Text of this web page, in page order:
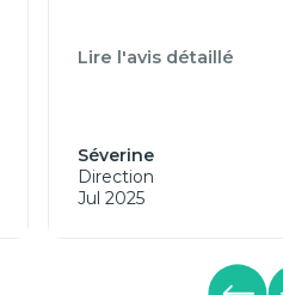
Lire l'avis détaillé
Séverine
Direction
Jul 2025